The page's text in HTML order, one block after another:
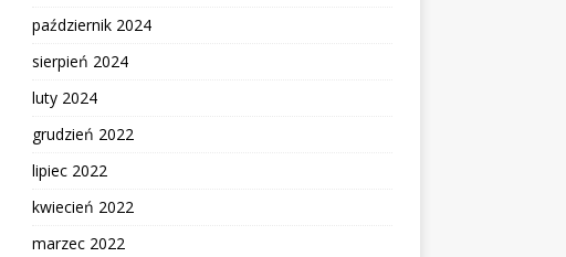
październik 2024
sierpień 2024
luty 2024
grudzień 2022
lipiec 2022
kwiecień 2022
marzec 2022